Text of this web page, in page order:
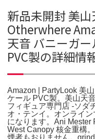
新品未開封 美
Otherwhere
天音 バニーガー
PVC製の詳細情
Amazon | PartyLook 美
ケール PVC製。美山天
フィギュア専門店 -ソダ
オ・テンイ。オンライ
になります。Ani Mester
West Canopy 核金重構
煙者もおりません。